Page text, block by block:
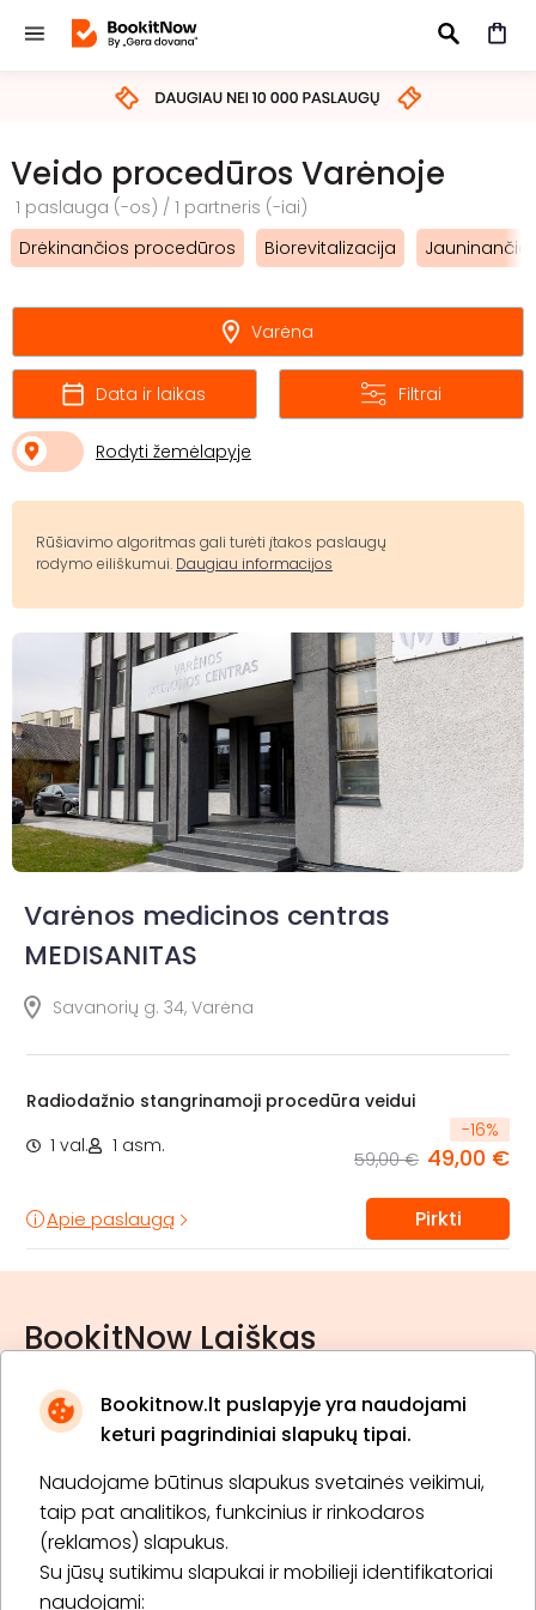
Bookitnow.lt puslapyje yra naudojami
keturi pagrindiniai slapukų tipai.
Naudojame būtinus slapukus svetainės veikimui,
taip pat analitikos, funkcinius ir rinkodaros
(reklamos) slapukus.
Su jūsų sutikimu slapukai ir mobilieji identifikatoriai
naudojami:
IEŠKOTI
Veido procedūros Varėnoje
1 paslauga (-os) / 1 partneris (-iai)
Drėkinančios procedūros
Biorevitalizacija
Varėna
Data ir laikas Filtrai
Rodyti žemėlapyje
Rūšiavimo algoritmas gali turėti įtakos paslaugų
rodymo eiliškumui. Daugiau informacijos
Varėnos medicinos centras
MEDISANITAS
Savanorių g. 34, Varėna
Radiodažnio stangrinamoji procedūra veidui
1 val.
1 asm.
-16%
59,00 € 49,00 €
Apie paslaugą Pirkti
BookitNow Laiškas
* Susipažinau su privatumo politika
Prenumeruoti